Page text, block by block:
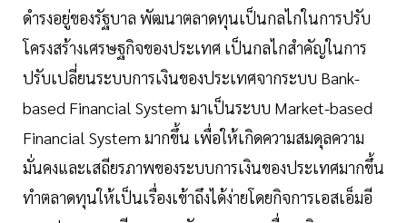
ดำรงอยู่ของรัฐบาล พัฒนาตลาดทุนเป็นกลไกในการปรับ
โครงสร้างเศรษฐกิจของประเทศ เป็นกลไกสำคัญในการ
ปรับเปลี่ยนระบบการเงินของประเทศจากระบบ Bank-
based Financial System มาเป็นระบบ Market-based
Financial System มากขึ้น เพื่อให้เกิดความสมดุลความ
มั่นคงและเสถียรภาพของระบบการเงินของประเทศมากขึ้น
ทำตลาดทุนให้เป็นเรื่องเข้าถึงได้ง่ายโดยกิจการเอสเอ็มอี